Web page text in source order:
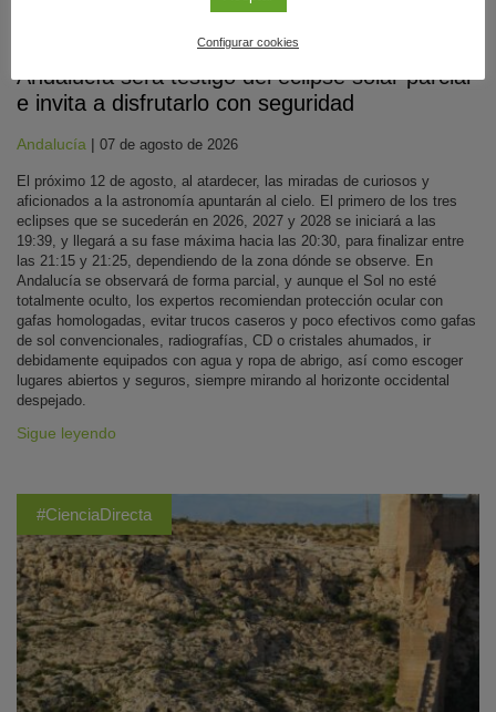
Andalucía será testigo del eclipse solar parcial
e invita a disfrutarlo con seguridad
Andalucía | 07 de agosto de 2026
El próximo 12 de agosto, al atardecer, las miradas de curiosos y
aficionados a la astronomía apuntarán al cielo. El primero de los tres
eclipses que se sucederán en 2026, 2027 y 2028 se iniciará a las
19:39, y llegará a su fase máxima hacia las 20:30, para finalizar entre
las 21:15 y 21:25, dependiendo de la zona dónde se observe. En
Andalucía se observará de forma parcial, y aunque el Sol no esté
totalmente oculto, los expertos recomiendan protección ocular con
gafas homologadas, evitar trucos caseros y poco efectivos como gafas
de sol convencionales, radiografías, CD o cristales ahumados, ir
debidamente equipados con agua y ropa de abrigo, así como escoger
lugares abiertos y seguros, siempre mirando al horizonte occidental
despejado.
Sigue leyendo
#CienciaDirecta
Configurar cookies